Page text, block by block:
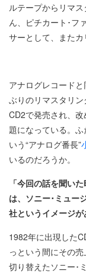
ルテープからリマ
ん、ピチカート･フ
サーとして、また
アナログレコード
ぶりのリマスタリ
CD2で発売され、
題になっている。
いう“アナログ番長”
いるのだろうか。
「今回の話を聞い
は、ソニー･ミュー
社というイメージ
1982年に出現した
っという間にその
切り替えたソニー･